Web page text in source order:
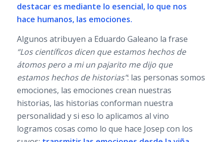
destacar es mediante lo esencial, lo que nos
hace humanos, las emociones.
Algunos atribuyen a Eduardo Galeano la frase
“Los científicos dicen que estamos hechos de
átomos pero a mi un pajarito me dijo que
estamos hechos de historias”: las personas somos
emociones, las emociones crean nuestras
historias, las historias conforman nuestra
personalidad y si eso lo aplicamos al vino
logramos cosas como lo que hace Josep con los